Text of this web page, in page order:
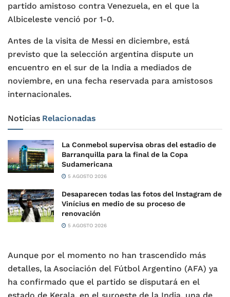
partido amistoso contra Venezuela, en el que la
Albiceleste venció por 1-0.
Antes de la visita de Messi en diciembre, está
previsto que la selección argentina dispute un
encuentro en el sur de la India a mediados de
noviembre, en una fecha reservada para amistosos
internacionales.
Noticias Relacionadas
La Conmebol supervisa obras del estadio de
Barranquilla para la final de la Copa
Sudamericana
5 AGOSTO 2026
Desaparecen todas las fotos del Instagram de
Vinícius en medio de su proceso de
renovación
5 AGOSTO 2026
Aunque por el momento no han trascendido más
detalles, la Asociación del Fútbol Argentino (AFA) ya
ha confirmado que el partido se disputará en el